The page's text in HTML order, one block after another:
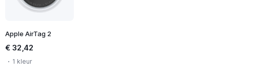
Apple AirTag 2
€ 32,42
1 kleur